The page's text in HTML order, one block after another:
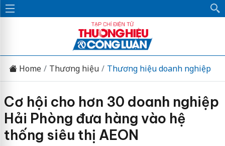
Home Thương hiệu Thương hiệu doanh nghiệp
Cơ hội cho hơn 30 doanh nghiệp
Hải Phòng đưa hàng vào hệ
thống siêu thị AEON